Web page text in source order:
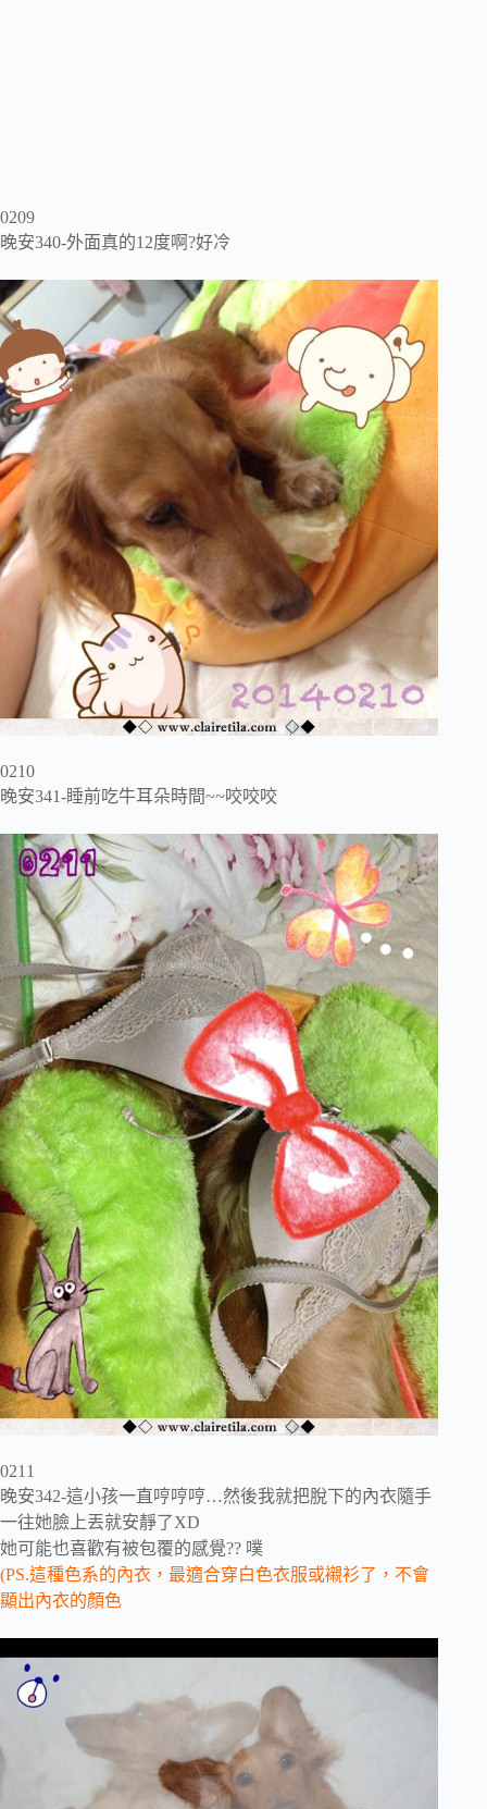
0209
晚安340-外面真的12度啊?好冷
0210
晚安341-睡前吃牛耳朵時間~~咬咬咬
0211
晚安342-這小孩一直哼哼哼…然後我就把脫下的內衣隨手
一往她臉上丟就安靜了XD
她可能也喜歡有被包覆的感覺?? 噗
(PS.這種色系的內衣，最適合穿白色衣服或襯衫了，不會
顯出內衣的顏色